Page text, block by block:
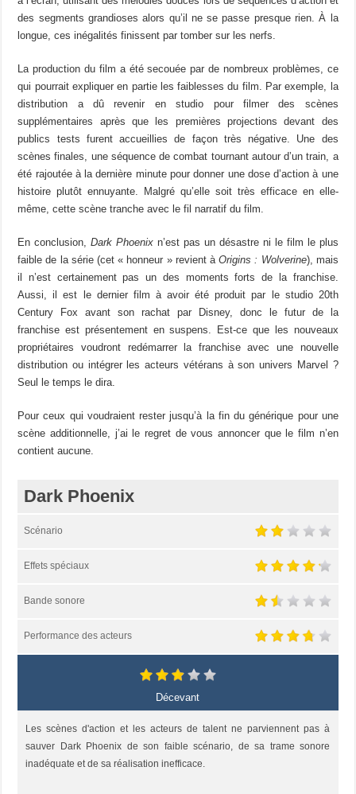
des segments grandioses alors qu’il ne se passe presque rien. À la
longue, ces inégalités finissent par tomber sur les nerfs.
La production du film a été secouée par de nombreux problèmes, ce
qui pourrait expliquer en partie les faiblesses du film. Par exemple, la
distribution a dû revenir en studio pour filmer des scènes
supplémentaires après que les premières projections devant des
publics tests furent accueillies de façon très négative. Une des
scènes finales, une séquence de combat tournant autour d’un train, a
été rajoutée à la dernière minute pour donner une dose d’action à une
histoire plutôt ennuyante. Malgré qu’elle soit très efficace en elle-
même, cette scène tranche avec le fil narratif du film.
En conclusion,Dark Phoenix n’est pas un désastre ni le film le plus
faible de la série (cet « honneur » revient àOrigins : Wolverine), mais
il n’est certainement pas un des moments forts de la franchise.
Aussi, il est le dernier film à avoir été produit par le studio 20th
Century Fox avant son rachat par Disney, donc le futur de la
franchise est présentement en suspens. Est-ce que les nouveaux
propriétaires voudront redémarrer la franchise avec une nouvelle
distribution ou intégrer les acteurs vétérans à son univers Marvel ?
Seul le temps le dira.
Pour ceux qui voudraient rester jusqu’à la fin du générique pour une
scène additionnelle, j’ai le regret de vous annoncer que le film n’en
contient aucune.
Dark Phoenix
Scénario
Effets spéciaux
Bande sonore
Performance des acteurs
Décevant
Les scènes d'action et les acteurs de talent ne parviennent pas à
sauver Dark Phoenix de son faible scénario, de sa trame sonore
inadéquate et de sa réalisation inefficace.